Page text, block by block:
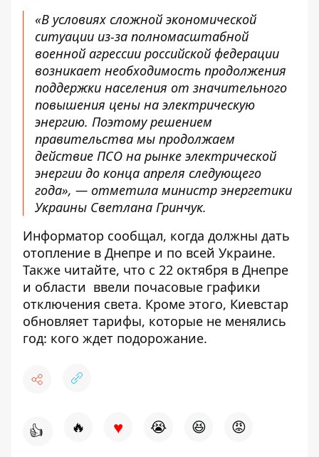
«В условиях сложной экономической
ситуации из-за полномасштабной
военной агрессии российской федерации
возникает необходимость продолжения
поддержки населения от значительного
повышения цены на электрическую
энергию. Поэтому решением
правительства мы продолжаем
действие ПСО на рынке электрической
энергии до конца апреля следующего
года», — отметила министр энергетики
Украины Светлана Гринчук.
Информатор сообщал, когда должны дать
отопление в Днепре и по всей Украине.
Также читайте, что с 22 октября в Днепре
и области ввели почасовые графики
отключения света. Кроме этого, Киевстар
обновляет тарифы, которые не менялись
год: кого ждет подорожание.
👍 🔥 ♥ 😭 😆 😡